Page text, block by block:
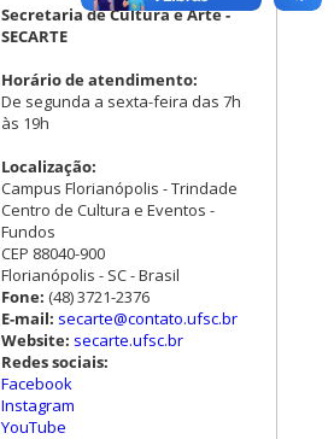
Secretaria de Cultura e Arte -
SECARTE
Horário de atendimento:
De segunda a sexta-feira das 7h
às 19h
Localização:
Campus Florianópolis - Trindade
Centro de Cultura e Eventos -
Fundos
CEP 88040-900
Florianópolis - SC - Brasil
Fone: (48) 3721-2376
E-mail: secarte@contato.ufsc.br
Website: secarte.ufsc.br
Redes sociais:
Facebook
Instagram
YouTube